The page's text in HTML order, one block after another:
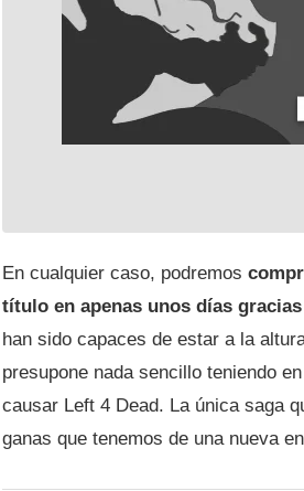
En cualquier caso, podremos
título en apenas unos días
han sido capaces de estar a la
presupone nada sencillo teniendo
causar Left 4 Dead. La única saga
ganas que tenemos de una nueva